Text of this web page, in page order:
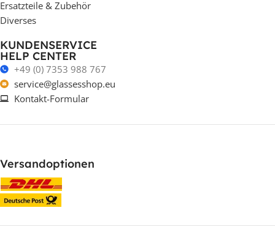
Ersatzteile & Zubehör
Diverses
KUNDENSERVICE
HELP CENTER
+49 (0) 7353 988 767
service@glassesshop.eu
Kontakt-Formular
Versandoptionen